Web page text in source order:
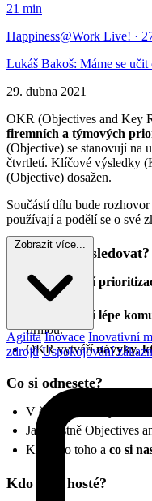
21 min
Happiness@Work Live! ·
Lukáš Bakoš: Máme se učit
29. dubna 2021
OKR (Objectives and Key
firemních a týmových
(Objective) se stanovují na
čtvrtletí. Klíčové výsledky
(Objective) dosažen.
Součástí dílu bude
používají a podělí se o své
Proč vysílání sledovat?
OKR umožní
firemní cíle.
OKR umožnílépe
firmou.
OKR vytvářínávyky,
Co si odnesete?
V čem mohou být
Jak vlastně Objectives
Kudy do toho a co si
Kdo jsou hosté?
Zobrazit více...
Agilita Inovace Inovativní
zdrojů Uspokojování